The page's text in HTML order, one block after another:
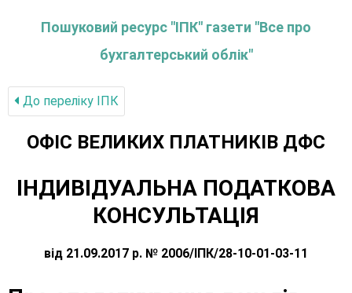
Пошуковий ресурс "ІПК" газети "Все про
бухгалтерський облік"
До переліку IПК
ОФIС ВЕЛИКИХ ПЛАТНИКIВ ДФС
ІНДИВІДУАЛЬНА ПОДАТКОВА
КОНСУЛЬТАЦІЯ
від 21.09.2017 р. № 2006/ІПК/28-10-01-03-11